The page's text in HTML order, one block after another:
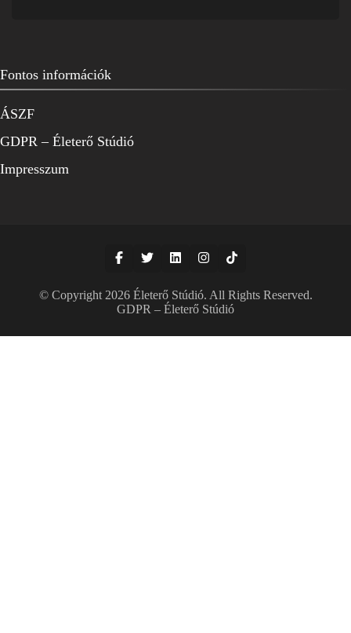
Fontos információk
ÁSZF
GDPR – Életerő Stúdió
Impresszum
© Copyright 2026 Életerő Stúdió. All Rights Reserved.
GDPR – Életerő Stúdió